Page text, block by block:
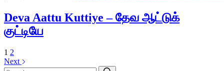
Deva Aattu Kuttiye – தேவ ஆட்டுக்
குட்டியே
1 2
Next